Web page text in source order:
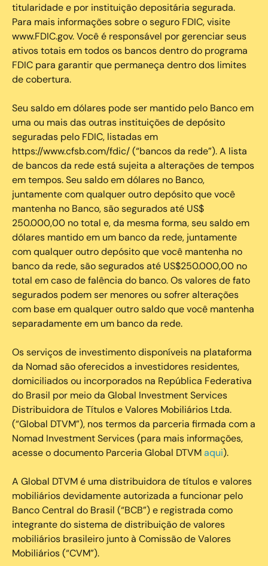
titularidade e por instituição depositária segurada.
Para mais informações sobre o seguro FDIC, visite
www.FDIC.gov. Você é responsável por gerenciar seus
ativos totais em todos os bancos dentro do programa
FDIC para garantir que permaneça dentro dos limites
de cobertura.
Seu saldo em dólares pode ser mantido pelo Banco em
uma ou mais das outras instituições de depósito
seguradas pelo FDIC, listadas em
https://www.cfsb.com/fdic/ (“bancos da rede”). A lista
de bancos da rede está sujeita a alterações de tempos
em tempos. Seu saldo em dólares no Banco,
juntamente com qualquer outro depósito que você
mantenha no Banco, são segurados até US$
250.000,00 no total e, da mesma forma, seu saldo em
dólares mantido em um banco da rede, juntamente
com qualquer outro depósito que você mantenha no
banco da rede, são segurados até US$250.000,00 no
total em caso de falência do banco. Os valores de fato
segurados podem ser menores ou sofrer alterações
com base em qualquer outro saldo que você mantenha
separadamente em um banco da rede.
Os serviços de investimento disponíveis na plataforma
da Nomad são oferecidos a investidores residentes,
domiciliados ou incorporados na República Federativa
do Brasil por meio da Global Investment Services
Distribuidora de Títulos e Valores Mobiliários Ltda.
(“Global DTVM”), nos termos da parceria firmada com a
Nomad Investment Services (para mais informações,
acesse o documento Parceria Global DTVMaqui).
A Global DTVM é uma distribuidora de títulos e valores
mobiliários devidamente autorizada a funcionar pelo
Banco Central do Brasil (“BCB”) e registrada como
integrante do sistema de distribuição de valores
mobiliários brasileiro junto à Comissão de Valores
Mobiliários (“CVM”).